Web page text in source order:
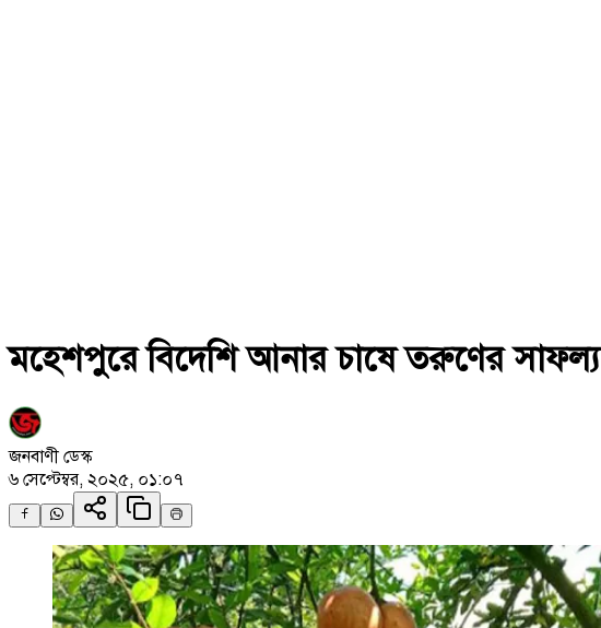
মহেশপুরে বিদেশি আনার চাষে তরুণের সাফল্য
জনবাণী ডেস্ক
৬ সেপ্টেম্বর, ২০২৫, ০১:০৭